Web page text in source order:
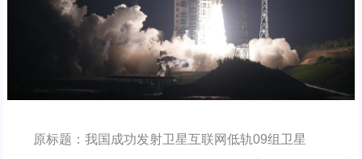
原标题：我国成功发射卫星互联网低轨09组卫星